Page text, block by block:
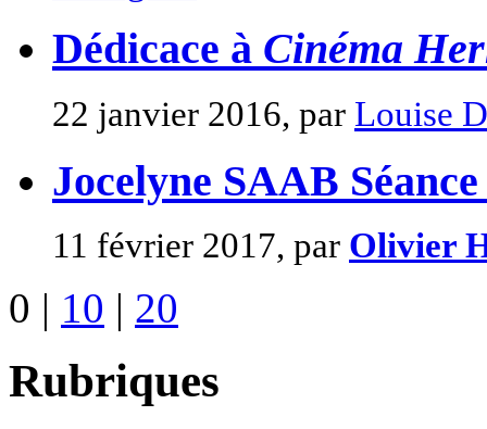
Dédicace à Cinéma
22 janvier 2016, par Louise
Jocelyne SAAB
11 février 2017, par Olivier
0 | 10 | 20
Rubriques